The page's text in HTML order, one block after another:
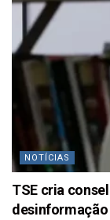
NOTÍCIAS
TSE cria